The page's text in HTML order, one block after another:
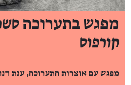
מפגש בתערוכה
קורפוס
מפגש עם אוצרות התערוכה, ענת